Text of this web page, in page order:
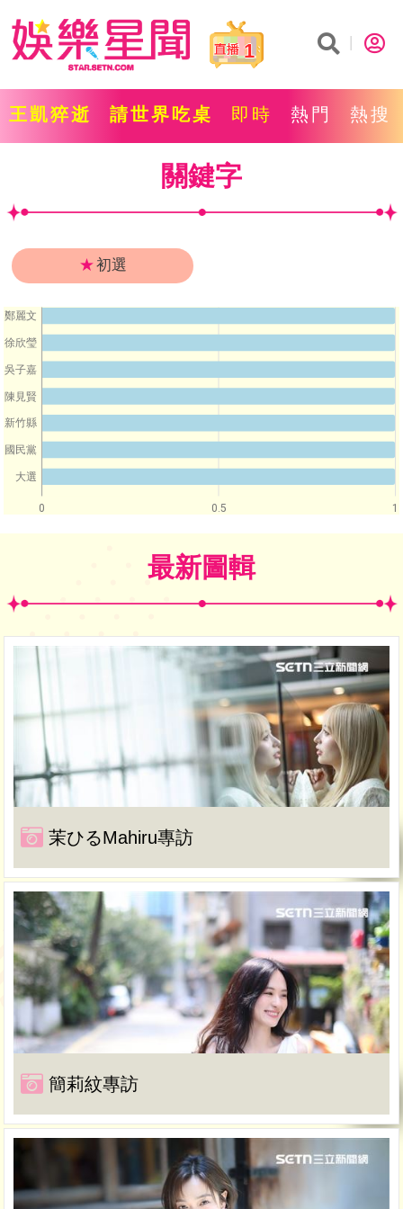
1
王凱猝逝 請世界吃桌 即時 熱門 熱搜
關鍵字
★初選
0 0.5 1
鄭麗文
徐欣瑩
吳子嘉
陳見賢
新竹縣
國民黨
大選
最新圖輯
茉ひるMahiru專訪
簡莉紋專訪